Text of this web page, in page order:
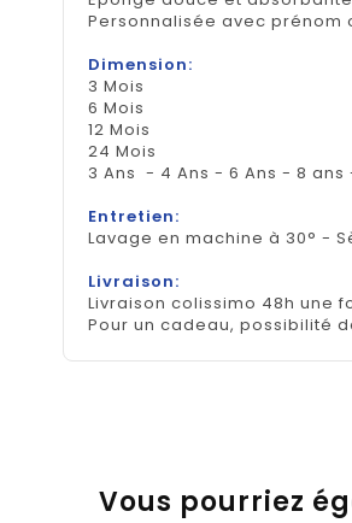
Personnalisée avec prénom
Dimension:
3 Mois
6 Mois
12 Mois
24 Mois
3 Ans - 4 Ans - 6 Ans - 8 ans
Entretien:
Lavage en machine à 30° -
Livraison:
Livraison colissimo 48h une
Pour un cadeau, possibilité
Vous pourriez